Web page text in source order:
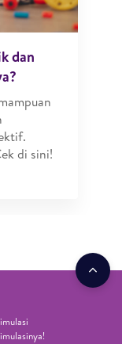
dan
di sini!